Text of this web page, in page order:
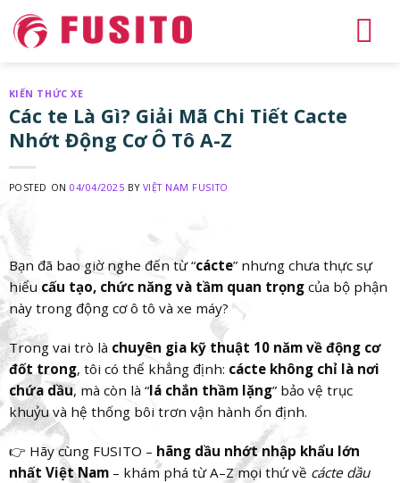
Skip
content
KIẾN THỨC XE
Các te Là Gì? Giải Mã Chi Tiết Cacte
Nhớt Động Cơ Ô Tô A-Z
POSTED ON04/04/2025 BY VIỆT NAM FUSITO
Bạn đã bao giờ nghe đến từ “cácte” nhưng chưa thực sự
hiểu cấu tạo, chức năng và tầm quan trọngcủa bộ phận
này trong động cơ ô tô và xe máy?
Trong vai trò là chuyên gia kỹ thuật 10 năm về động cơ
đốt trong, tôi có thể khẳng định: cácte không chỉ là nơi
chứa dầu, mà còn là “lá chắn thầm lặng” bảo vệ trục
khuỷu và hệ thống bôi trơn vận hành ổn định.
👉 Hãy cùng FUSITO – hãng dầu nhớt nhập khẩu lớn
nhất Việt Nam– khám phá từ A–Z mọi thứ về cácte dầu